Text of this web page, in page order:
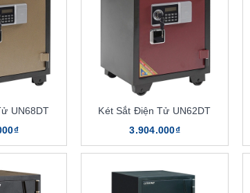
chính
hãng The One
UN68DT
Két Sắt Điện Tử UN62DT
3.904.000₫